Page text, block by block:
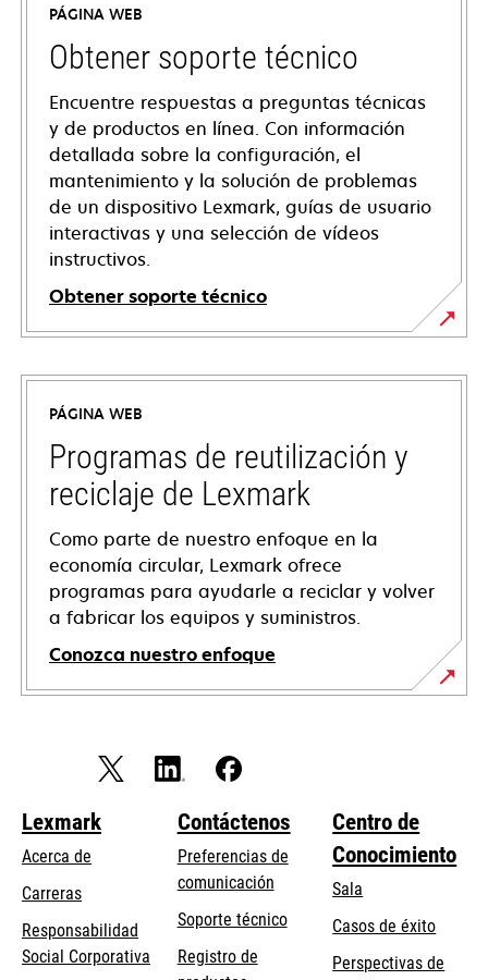
PÁGINA WEB
Obtener soporte técnico
Encuentre respuestas a preguntas técnicas
y de productos en línea. Con información
detallada sobre la configuración, el
mantenimiento y la solución de problemas
de un dispositivo Lexmark, guías de usuario
interactivas y una selección de vídeos
instructivos.
Obtener soporte técnico
se
abre
una
pestaña
nueva
PÁGINA WEB
Programas de reutilización y
reciclaje de Lexmark
Como parte de nuestro enfoque en la
economía circular, Lexmark ofrece
programas para ayudarle a reciclar y volver
a fabricar los equipos y suministros.
Conozca nuestro enfoque
Lexmark
Acerca de
Carreras
Responsabilidad
Social Corporativa
Contáctenos
Preferencias de
comunicación
Soporte técnicose
Registro de
Centro de
Conocimiento
Sala
Casos de éxito
Perspectivas de